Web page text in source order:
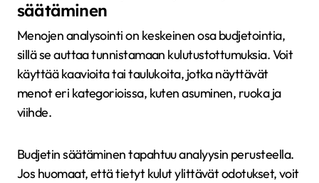
säätäminen
Menojen analysointi on keskeinen osa budjetointia,
sillä se auttaa tunnistamaan kulutustottumuksia. Voit
käyttää kaavioita tai taulukoita, jotka näyttävät
menot eri kategorioissa, kuten asuminen, ruoka ja
viihde.
Budjetin säätäminen tapahtuu analyysin perusteella.
Jos huomaat, että tietyt kulut ylittävät odotukset, voit